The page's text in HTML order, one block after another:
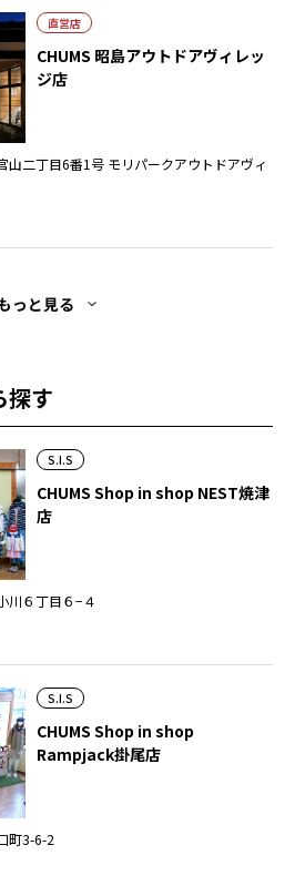
直営店
CHUMS 昭島アウトドアヴィレッ
ジ店
山二丁目6番1号 モリパークアウトドアヴィ
っと見る
す
S.I.S
CHUMS Shop in shop NEST焼津
店
川６丁目６−４
S.I.S
CHUMS Shop in shop
Rampjack掛尾店
町3-6-2